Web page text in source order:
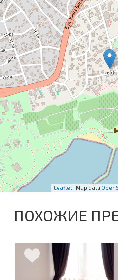
Leaflet | Map data
ПОХОЖИЕ